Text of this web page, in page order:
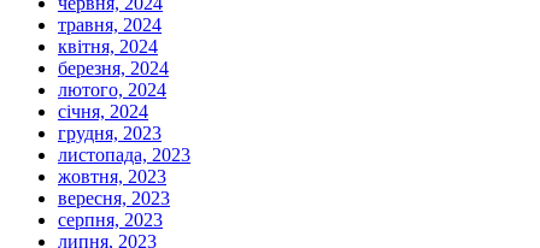
травня, 2024
квітня, 2024
березня, 2024
лютого, 2024
січня, 2024
грудня, 2023
листопада, 2023
жовтня, 2023
вересня, 2023
серпня, 2023
липня, 2023